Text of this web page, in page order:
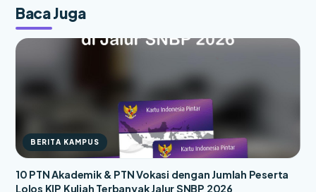
Baca Juga
BERITA KAMPUS
10 PTN Akademik & PTN Vokasi dengan Jumlah Peserta
Lolos KIP Kuliah Terbanyak Jalur SNBP 2026